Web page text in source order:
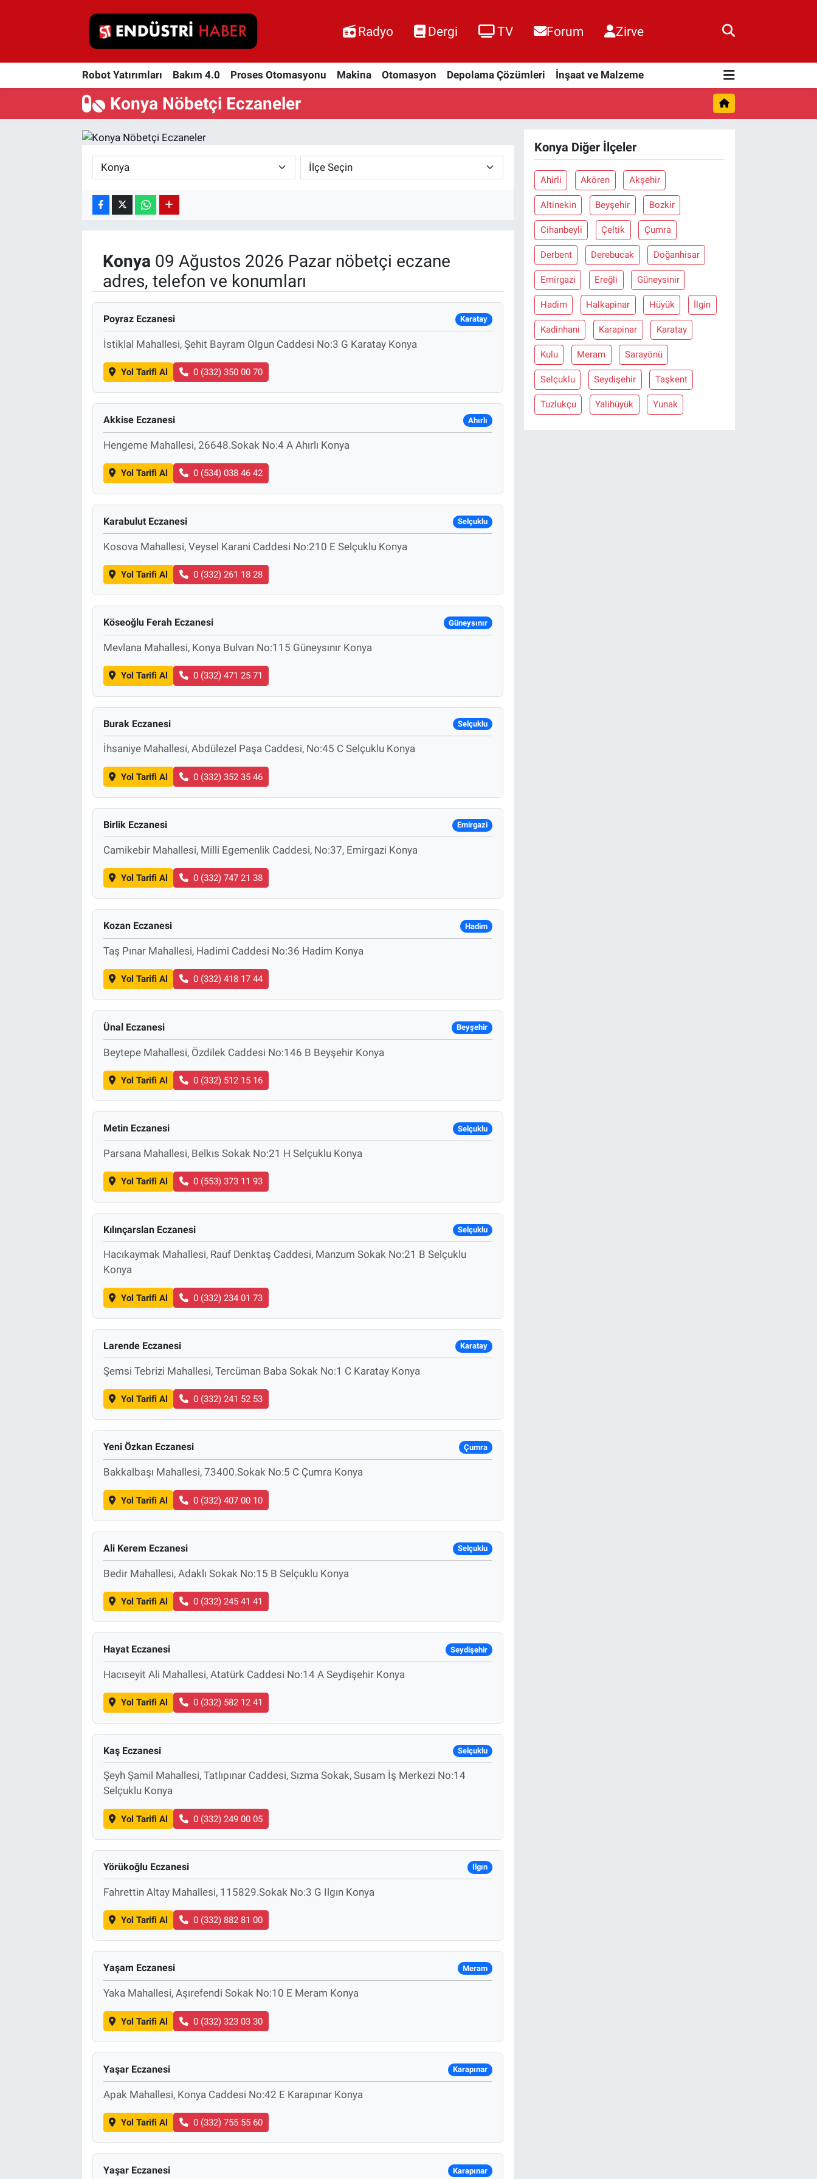
Radyo Dergi TV Forum Zirve
Robot Yatırımları Bakım 4.0 Proses Otomasyonu Makina Otomasyon Depolama Çözümleri İnşaat ve Malzeme
Konya Nöbetçi Eczaneler
Konya 09 Ağustos 2026 Pazar nöbetçi eczane
adres, telefon ve konumları
Poyraz Eczanesi Karatay
İstiklal Mahallesi, Şehit Bayram Olgun Caddesi No:3 G Karatay Konya
Yol Tarifi Al 0 (332) 350 00 70
Akkise Eczanesi Ahırlı
Hengeme Mahallesi, 26648.Sokak No:4 A Ahırlı Konya
Yol Tarifi Al 0 (534) 038 46 42
Karabulut Eczanesi Selçuklu
Kosova Mahallesi, Veysel Karani Caddesi No:210 E Selçuklu Konya
Yol Tarifi Al 0 (332) 261 18 28
Köseoğlu Ferah Eczanesi Güneysınır
Mevlana Mahallesi, Konya Bulvarı No:115 Güneysınır Konya
Yol Tarifi Al 0 (332) 471 25 71
Burak Eczanesi Selçuklu
İhsaniye Mahallesi, Abdülezel Paşa Caddesi, No:45 C Selçuklu Konya
Yol Tarifi Al 0 (332) 352 35 46
Birlik Eczanesi Emirgazi
Camikebir Mahallesi, Milli Egemenlik Caddesi, No:37, Emirgazi Konya
Yol Tarifi Al 0 (332) 747 21 38
Kozan Eczanesi Hadim
Taş Pınar Mahallesi, Hadimi Caddesi No:36 Hadim Konya
Yol Tarifi Al 0 (332) 418 17 44
Ünal Eczanesi Beyşehir
Beytepe Mahallesi, Özdilek Caddesi No:146 B Beyşehir Konya
Yol Tarifi Al 0 (332) 512 15 16
Metin Eczanesi Selçuklu
Parsana Mahallesi, Belkıs Sokak No:21 H Selçuklu Konya
Yol Tarifi Al 0 (553) 373 11 93
Kılınçarslan Eczanesi Selçuklu
Hacıkaymak Mahallesi, Rauf Denktaş Caddesi, Manzum Sokak No:21 B Selçuklu
Konya
Yol Tarifi Al 0 (332) 234 01 73
Larende Eczanesi Karatay
Şemsi Tebrizi Mahallesi, Tercüman Baba Sokak No:1 C Karatay Konya
Yol Tarifi Al 0 (332) 241 52 53
Yeni Özkan Eczanesi Çumra
Bakkalbaşı Mahallesi, 73400.Sokak No:5 C Çumra Konya
Yol Tarifi Al 0 (332) 407 00 10
Ali Kerem Eczanesi Selçuklu
Bedir Mahallesi, Adaklı Sokak No:15 B Selçuklu Konya
Yol Tarifi Al 0 (332) 245 41 41
Hayat Eczanesi Seydişehir
Hacıseyit Ali Mahallesi, Atatürk Caddesi No:14 A Seydişehir Konya
Yol Tarifi Al 0 (332) 582 12 41
Kaş Eczanesi Selçuklu
Şeyh Şamil Mahallesi, Tatlıpınar Caddesi, Sızma Sokak, Susam İş Merkezi No:14
Selçuklu Konya
Yol Tarifi Al 0 (332) 249 00 05
Yörükoğlu Eczanesi Ilgın
Fahrettin Altay Mahallesi, 115829.Sokak No:3 G Ilgın Konya
Yol Tarifi Al 0 (332) 882 81 00
Yaşam Eczanesi Meram
Yaka Mahallesi, Aşırefendi Sokak No:10 E Meram Konya
Yol Tarifi Al 0 (332) 323 03 30
Yaşar Eczanesi Karapınar
Apak Mahallesi, Konya Caddesi No:42 E Karapınar Konya
Yol Tarifi Al 0 (332) 755 55 60
Yaşar Eczanesi Karapınar
Konya Diğer İlçeler
Ahirli Akören Akşehir
Altinekin Beyşehir Bozkir
Cihanbeyli Çeltik Çumra
Derbent Derebucak Doğanhisar
Emirgazi Ereğli Güneysinir
Hadim Halkapinar Hüyük İlgin
Kadinhani Karapinar Karatay
Kulu Meram Sarayönü
Selçuklu Seydişehir Taşkent
Tuzlukçu Yalihüyük Yunak
Robot Yatırımları
Proses Otomasyonu
Depolama Çözümleri
Enerjisini Üreten Fabrikalar
Ağır Sanayi Çözümleri